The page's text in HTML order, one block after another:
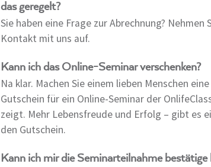
das geregelt?
Sie haben eine Frage zur Abrechnung?
Kontakt mit uns auf.
Kann ich das Online-Seminar verschenken?
Na klar. Machen Sie einem lieben Menschen
Gutschein für ein Online-Seminar der
zeigt. Mehr Lebensfreude und Erfolg – gibt es
den Gutschein.
Kann ich mir die Seminarteilnahme bestätige